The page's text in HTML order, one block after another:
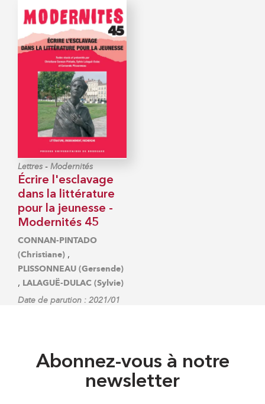
Lettres - Modernités
Écrire l'esclavage
dans la littérature
pour la jeunesse -
Modernités 45
CONNAN-PINTADO
(Christiane) ,
PLISSONNEAU (Gersende)
, LALAGUË-DULAC (Sylvie)
Date de parution : 2021/01
Abonnez-vous à notre
newsletter